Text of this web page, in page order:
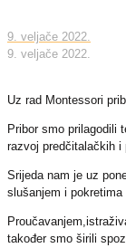
9. veljače 2022.
9. veljače 2022.
Uz rad Montessori
Pribor smo prilagodili
razvoj predčitalačkih i
Srijeda nam je uz
slušanjem i pokretima
također smo širili